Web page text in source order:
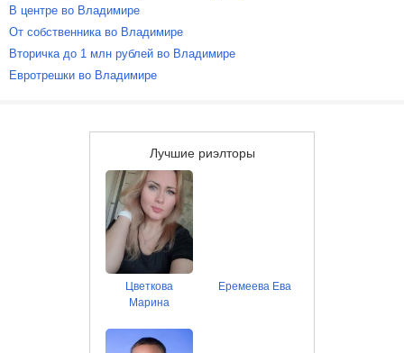
В центре во Владимире
От собственника во Владимире
Вторичка до 1 млн рублей во Владимире
Евротрешки во Владимире
Лучшие риэлторы
Цветкова
Марина
Еремеева Ева